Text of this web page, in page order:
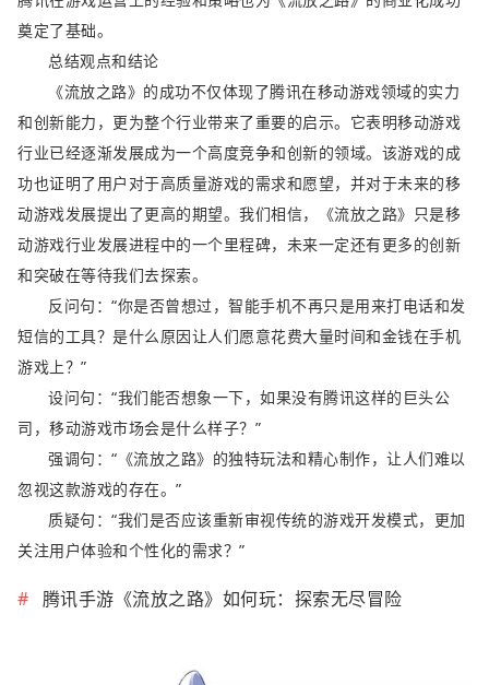
奠定了基础。
总结观点和结论
《流放之路》的成功不仅体现了腾讯在移动游戏领域的实力
和创新能力，更为整个行业带来了重要的启示。它表明移动游戏
行业已经逐渐发展成为一个高度竞争和创新的领域。该游戏的成
功也证明了用户对于高质量游戏的需求和愿望，并对于未来的移
动游戏发展提出了更高的期望。我们相信，《流放之路》只是移
动游戏行业发展进程中的一个里程碑，未来一定还有更多的创新
和突破在等待我们去探索。
反问句：“你是否曾想过，智能手机不再只是用来打电话和发
短信的工具？是什么原因让人们愿意花费大量时间和金钱在手机
游戏上？”
设问句：“我们能否想象一下，如果没有腾讯这样的巨头公
司，移动游戏市场会是什么样子？”
强调句：“《流放之路》的独特玩法和精心制作，让人们难以
忽视这款游戏的存在。”
质疑句：“我们是否应该重新审视传统的游戏开发模式，更加
关注用户体验和个性化的需求？”
腾讯手游《流放之路》如何玩：探索无尽冒险